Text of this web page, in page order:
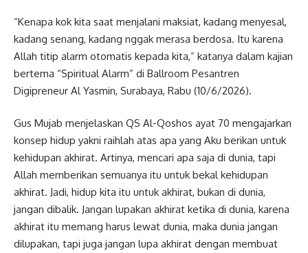
“Kenapa kok kita saat menjalani maksiat, kadang menyesal,
kadang senang, kadang nggak merasa berdosa. Itu karena
Allah titip alarm otomatis kepada kita,” katanya dalam kajian
bertema “Spiritual Alarm” di Ballroom Pesantren
Digipreneur Al Yasmin, Surabaya, Rabu (10/6/2026).
Gus Mujab menjelaskan QS Al-Qoshos ayat 70 mengajarkan
konsep hidup yakni raihlah atas apa yang Aku berikan untuk
kehidupan akhirat. Artinya, mencari apa saja di dunia, tapi
Allah memberikan semuanya itu untuk bekal kehidupan
akhirat. Jadi, hidup kita itu untuk akhirat, bukan di dunia,
jangan dibalik. Jangan lupakan akhirat ketika di dunia, karena
akhirat itu memang harus lewat dunia, maka dunia jangan
dilupakan, tapi juga jangan lupa akhirat dengan membuat